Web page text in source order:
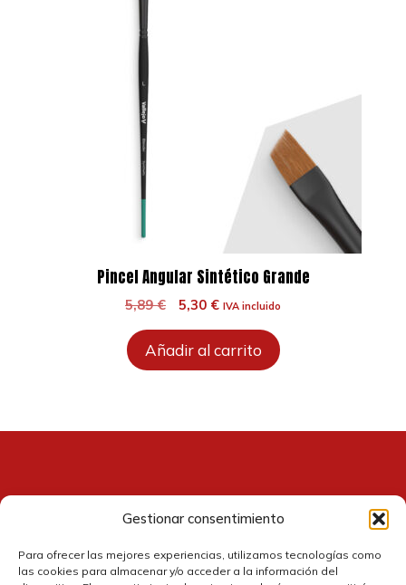
Gestionar consentimiento
Para ofrecer las mejores experiencias, utilizamos tecnologías como
las cookies para almacenar y/o acceder a la información del
Pincel Angular Sintético Grande
5,89€
El
original
era:
5,30 €El
actual
es:
IVA incluido
Añadir al carrito
Contacto